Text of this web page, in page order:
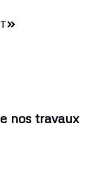
nos travaux